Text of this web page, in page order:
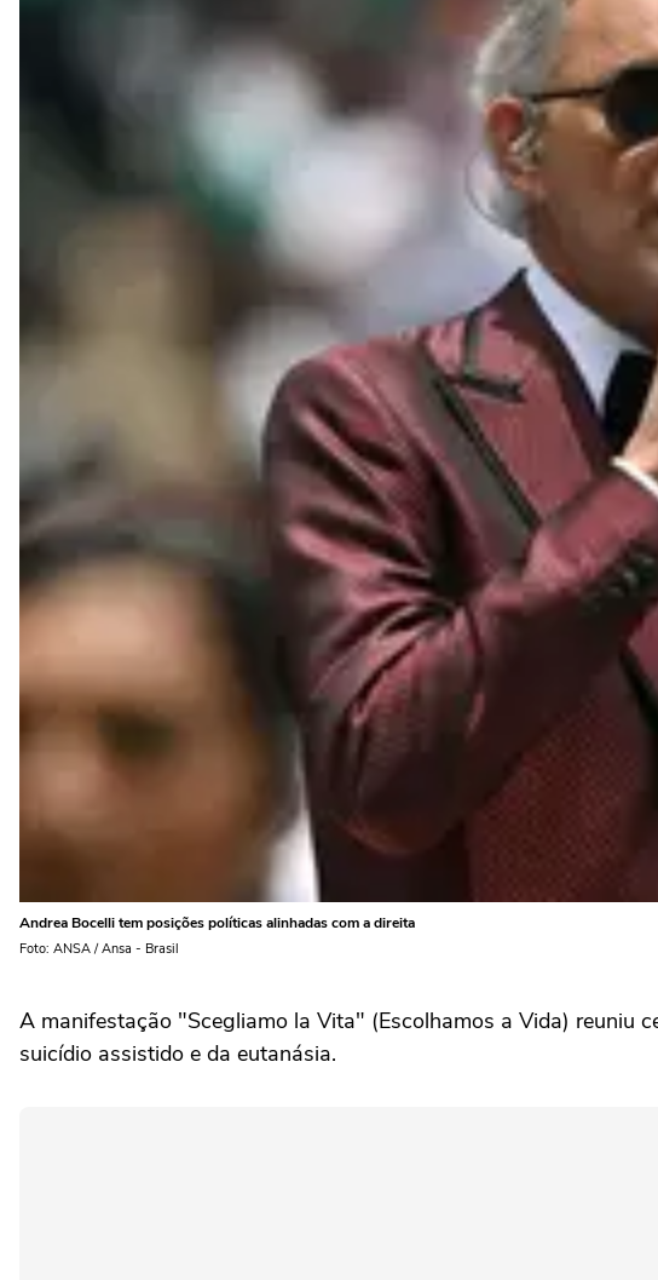
Andrea Bocelli tem posições políticas alinhadas com a direita
Foto: ANSA / Ansa - Brasil
A manifestação "Scegliamo la Vita" (Escolhamos a Vida) reuniu
suicídio assistido e da eutanásia.